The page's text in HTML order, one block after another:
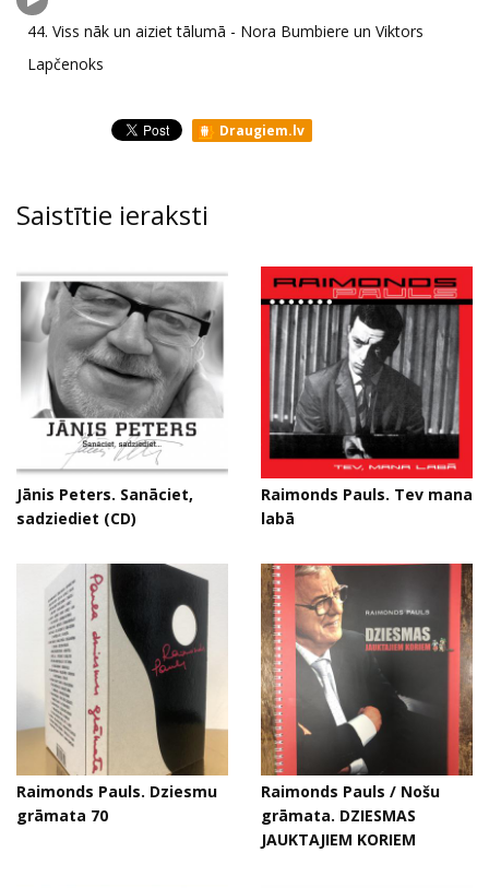
44. Viss nāk un aiziet tālumā - Nora Bumbiere un Viktors
Lapčenoks
Draugiem.lv
Saistītie ieraksti
Jānis Peters. Sanāciet,
sadziediet (CD)
Raimonds Pauls. Tev mana
labā
Raimonds Pauls. Dziesmu
grāmata 70
Raimonds Pauls / Nošu
grāmata. DZIESMAS
JAUKTAJIEM KORIEM